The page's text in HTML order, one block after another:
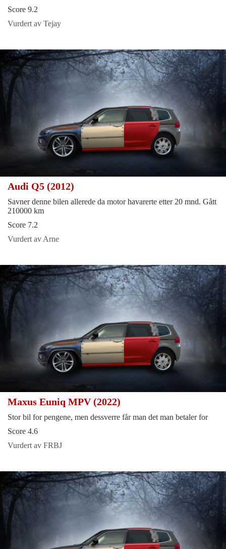
Score 9.2
Vurdert av Tejay
Audi Q5 (2012)
Savner denne bilen allerede da motor havarerte etter 20 mnd. Gått
210000 km
Score 7.2
Vurdert av Arne
Maxus Euniq MPV (2022)
Stor bil for pengene, men dessverre får man det man betaler for
Score 4.6
Vurdert av FRBJ